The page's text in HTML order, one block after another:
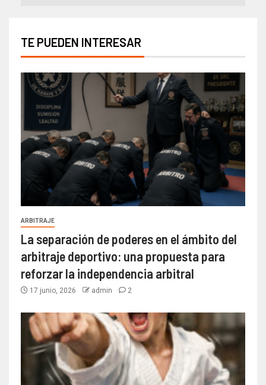
TE PUEDEN INTERESAR
ARBITRAJE
La separación de poderes en el ámbito del
arbitraje deportivo: una propuesta para
reforzar la independencia arbitral
17 junio, 2026 admin 2